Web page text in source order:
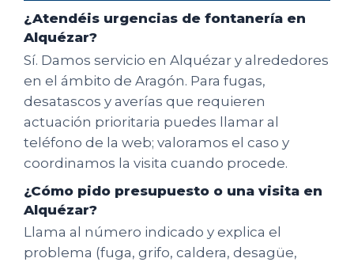
¿Atendéis urgencias de fontanería en
Alquézar?
Sí. Damos servicio en Alquézar y alrededores
en el ámbito de Aragón. Para fugas,
desatascos y averías que requieren
actuación prioritaria puedes llamar al
teléfono de la web; valoramos el caso y
coordinamos la visita cuando procede.
¿Cómo pido presupuesto o una visita en
Alquézar?
Llama al número indicado y explica el
problema (fuga, grifo, caldera, desagüe,